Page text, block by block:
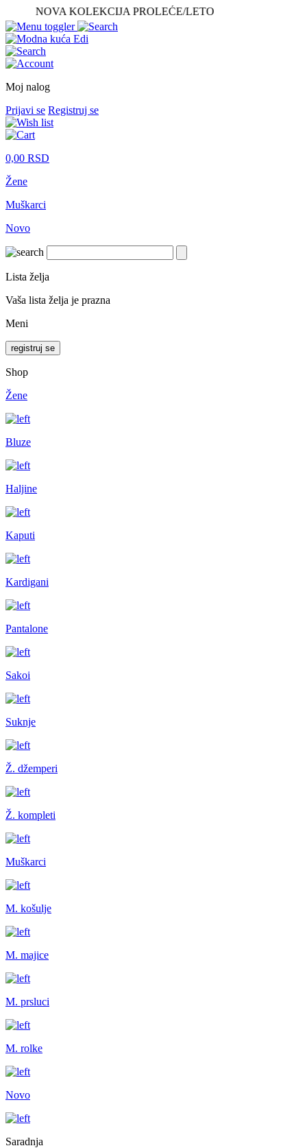
NOVA KOLEKCIJA PROLEĆE/LETO
Moj nalog
Prijavi se Registruj se
0,00 RSD
Žene
Muškarci
Novo
Lista želja
Vaša lista želja je prazna
Meni
registruj se
Shop
Žene
Bluze
Haljine
Kaputi
Kardigani
Pantalone
Sakoi
Suknje
Ž. džemperi
Ž. kompleti
Muškarci
M. košulje
M. majice
M. prsluci
M. rolke
Novo
Saradnja